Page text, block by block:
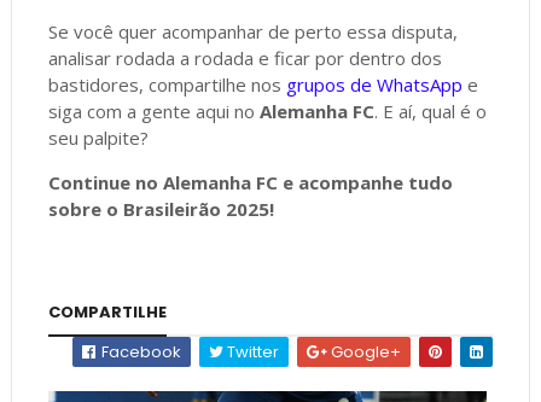
Se você quer acompanhar de perto essa disputa,
analisar rodada a rodada e ficar por dentro dos
bastidores, compartilhe nos grupos de WhatsApp e
siga com a gente aqui no Alemanha FC. E aí, qual é o
seu palpite?
Continue no Alemanha FC e acompanhe tudo
sobre o Brasileirão 2025!
COMPARTILHE
Facebook
Twitter Google+